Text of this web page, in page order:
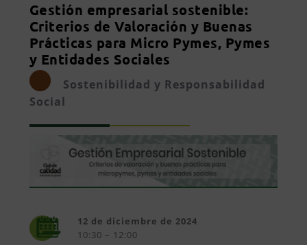
Gestión empresarial sostenible:
Criterios de Valoración y Buenas
Prácticas para Micro Pymes, Pymes
y Entidades Sociales
Sostenibilidad y Responsabilidad
Social
12 de diciembre de 2024
10:30 – 12:00